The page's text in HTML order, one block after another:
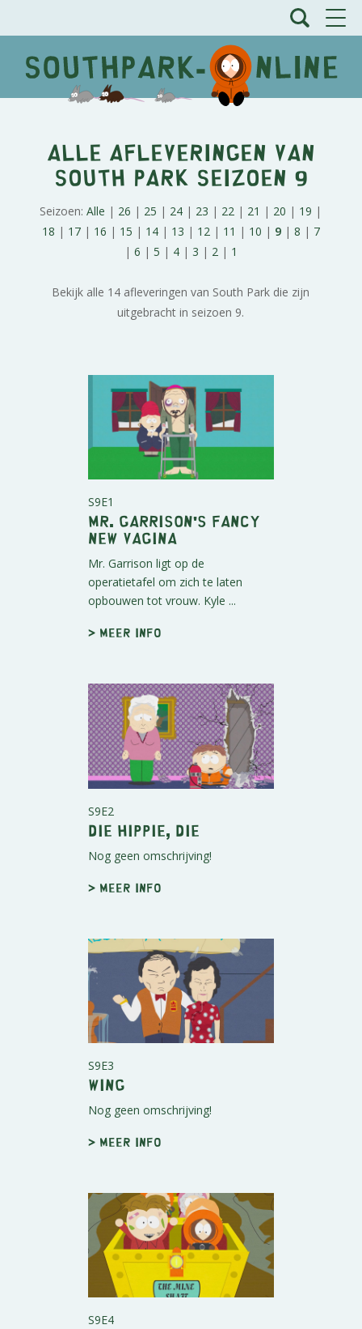
Alle afleveringen van
South Park Seizoen 9
Seizoen:Alle | 26 | 25 | 24 | 23 | 22 | 21 | 20 | 19 |
18 | 17 | 16 | 15 | 14 | 13 | 12 | 11 | 10 | 9 | 8 | 7
| 6 | 5 | 4 | 3 | 2 | 1
Bekijk alle 14 afleveringen van South Park die zijn
uitgebracht in seizoen 9.
S9E1
Mr. Garrison's Fancy
New Vagina
Mr. Garrison ligt op de
operatietafel om zich te laten
opbouwen tot vrouw. Kyle ...
> Meer info
S9E2
Die Hippie, Die
Nog geen omschrijving!
> Meer info
S9E3
Wing
Nog geen omschrijving!
> Meer info
S9E4